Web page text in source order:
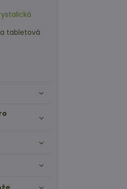
tabletová